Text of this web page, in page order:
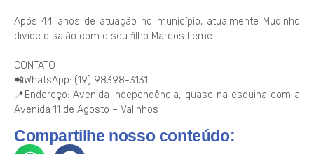
Após 44 anos de atuação no município, atualmente Mudinho
divide o salão com o seu filho Marcos Leme.
CONTATO
📲WhatsApp: (19) 98398-3131
📍Endereço: Avenida Independência, quase na esquina com a
Avenida 11 de Agosto – Valinhos
Compartilhe nosso conteúdo: